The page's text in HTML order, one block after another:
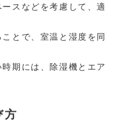
スなどを考慮して、適
とで、室温と湿度を同
期には、除湿機とエア
方